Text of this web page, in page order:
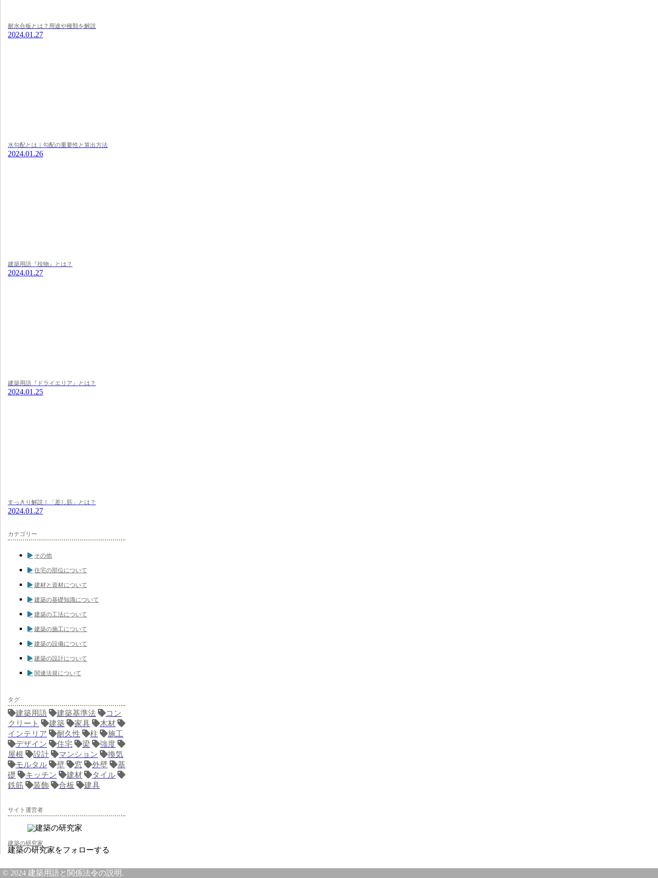
耐水合板とは？用途や種類を解説
2024.01.27
水勾配とは｜勾配の重要性と算出方法
2024.01.26
建築用語『役物』とは？
2024.01.27
建築用語『ドライエリア』とは？
2024.01.25
すっきり解説！「差し筋」とは？
2024.01.27
カテゴリー
その他
住宅の部位について
建材と資材について
建築の基礎知識について
建築の工法について
建築の施工について
建築の設備について
建築の設計について
関連法規について
タグ
建築用語 建築基準法
コン
クリート
建築 家具
木材
インテリア
耐久性 柱
施工
デザイン
住宅 梁
強度
屋根
設計 マンション
換気
モルタル
壁 窓 外壁
基
礎
キッチン 建材
タイル
鉄筋
装飾 合板 建具
サイト運営者
建築の研究家
建築の研究家をフォローする
© 2024 建築用語と関係法令の説明.